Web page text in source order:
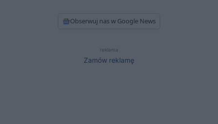
Obserwuj nas w Google News
reklama
Zamów reklamę